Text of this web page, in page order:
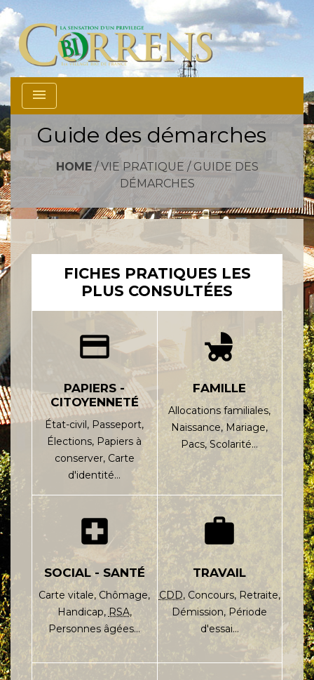
menu
Guide des démarches
HOME/VIE PRATIQUE / GUIDE DES
DÉMARCHES
FICHES PRATIQUES LES
PLUS CONSULTÉES
credit_card
PAPIERS -
CITOYENNETÉ
État-civil, Passeport,
Élections, Papiers à
conserver, Carte
d'identité…
child_friendly
FAMILLE
Allocations familiales,
Naissance, Mariage,
Pacs,Scolarité…
local_hospital
SOCIAL - SANTÉ
Carte vitale,Chômage,
Handicap, RSA,
Personnes âgées…
work
TRAVAIL
CDD, Concours, Retraite,
Démission, Période
d'essai…